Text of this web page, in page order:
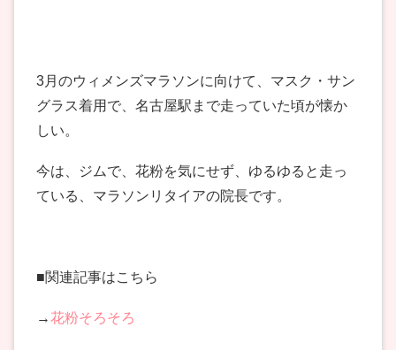
3月のウィメンズマラソンに向けて、マスク・サン
グラス着用で、名古屋駅まで走っていた頃が懐か
しい。
今は、ジムで、花粉を気にせず、ゆるゆると走っ
ている、マラソンリタイアの院長です。
■関連記事はこちら
→花粉そろそろ